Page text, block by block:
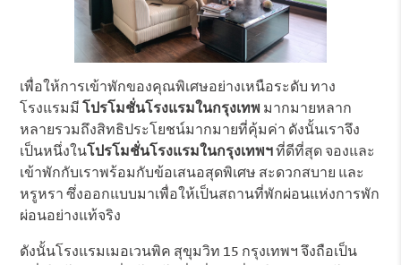
เพื่อให้การเข้าพักของคุณพิเศษอย่างเหนือระดับ ทาง
โรงแรมมี โปรโมชั่นโรงแรมในกรุงเทพ มากมายหลาก
หลายรวมถึงสิทธิประโยชน์มากมายที่คุ้มค่า ดังนั้นเราจึง
เป็นหนึ่งใน โปรโมชั่นโรงแรมในกรุงเทพฯที่ดีที่สุด จองและ
เข้าพักกับเราพร้อมกับข้อเสนอสุดพิเศษ สะดวกสบาย และ
หรูหรา ซึ่งออกแบบมาเพื่อให้เป็นสถานที่พักผ่อนแห่งการพัก
ผ่อนอย่างแท้จริง
ดังนั้นโรงแรมเมอเวนพิค สุขุมวิท 15 กรุงเทพฯ จึงถือเป็น